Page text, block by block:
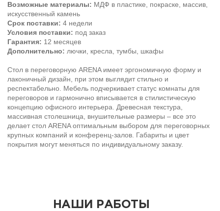
Возможные материалы: МДФ в пластике, покраске, массив,
искусственный камень
Срок поставки: 4 недели
Условия поставки: под заказ
Гарантия: 12 месяцев
Дополнительно: лючки, кресла, тумбы, шкафы
Стол в переговорную ARENA имеет эргономичную форму и
лаконичный дизайн, при этом выглядит стильно и
респектабельно. Мебель подчеркивает статус комнаты для
переговоров и гармонично вписывается в стилистическую
концепцию офисного интерьера. Древесная текстура,
массивная столешница, внушительные размеры – все это
делает стол ARENA оптимальным выбором для переговорных
крупных компаний и конференц-залов. Габариты и цвет
покрытия могут меняться по индивидуальному заказу.
НАШИ РАБОТЫ